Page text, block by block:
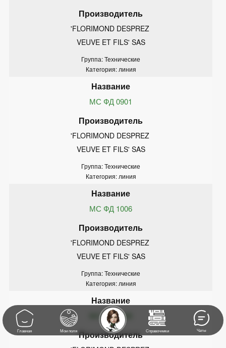
'FLORIMOND DESPREZ
VEUVE ET FILS' SAS
Группа: Технические
Категория: линия
МС ФД 0901
'FLORIMOND DESPREZ
VEUVE ET FILS' SAS
Группа: Технические
Категория: линия
МС ФД 1006
'FLORIMOND DESPREZ
VEUVE ET FILS' SAS
Группа: Технические
Категория: линия
МС ФД 1106
Главная Мои поля Справочники Чаты